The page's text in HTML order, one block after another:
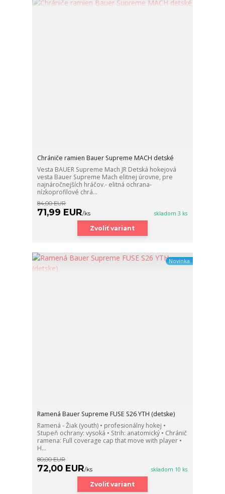
Chrániče ramien Bauer Supreme MACH detské
Vesta BAUER Supreme Mach JR Detská hokejová
vesta Bauer Supreme Mach elitnej úrovne, pre
najnáročnejších hráčov.- elitná ochrana-
nízkoprofilové chrá...
84,00 EUR
71,99 EUR/ks skladom 3 ks
Zvoliť variant
Novinka
Ramená Bauer Supreme FUSE S26 YTH (detske)
Ramená - Žiak (youth) • profesionálny hokej •
Stupeň ochrany: vysoká • Strih: anatomický • Chránič
ramena: Full coverage cap that move with player •
H...
80,00 EUR
72,00 EUR/ks skladom 10 ks
Zvoliť variant